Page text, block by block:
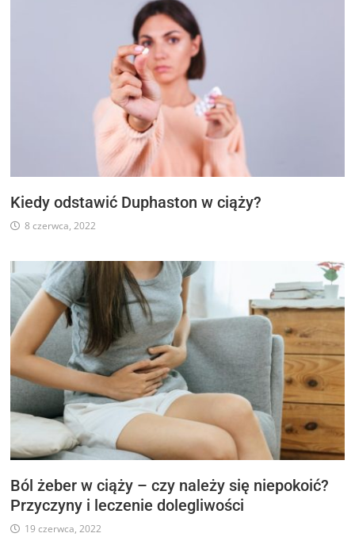
Kiedy odstawić Duphaston w ciąży?
8 czerwca, 2022
Ból żeber w ciąży – czy należy się niepokoić?
Przyczyny i leczenie dolegliwości
19 czerwca, 2022